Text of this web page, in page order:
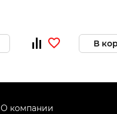
В
О компании